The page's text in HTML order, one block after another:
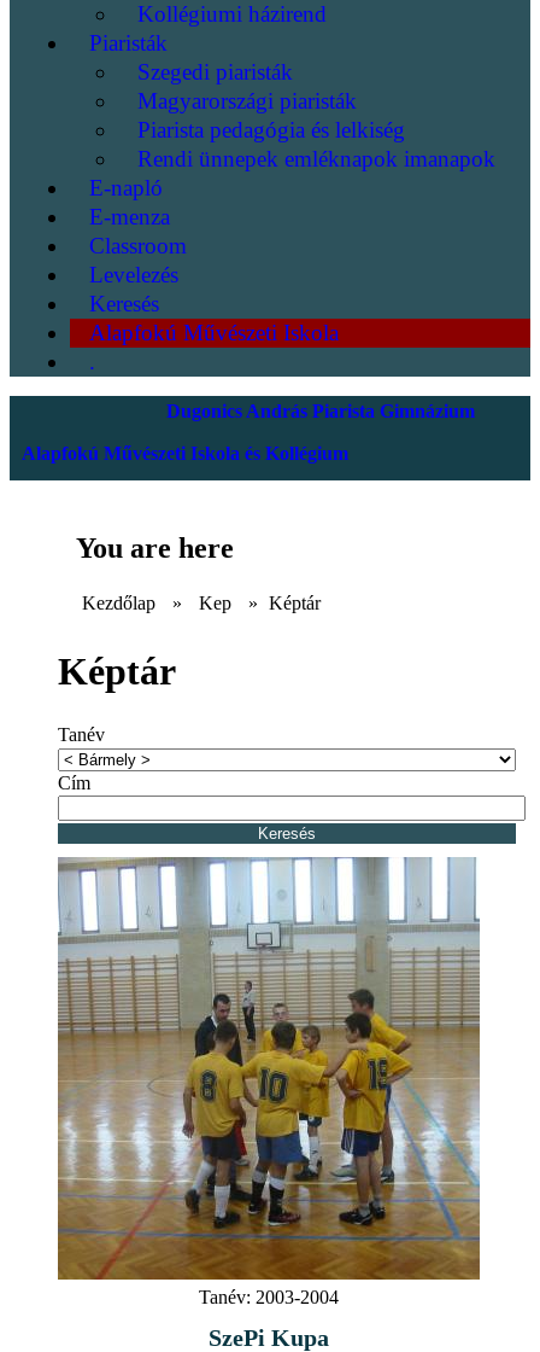
Kollégiumi házirend
Piaristák
Szegedi piaristák
Magyarországi piaristák
Piarista pedagógia és lelkiség
Rendi ünnepek emléknapok imanapok
E-napló
E-menza
Classroom
Levelezés
Keresés
Alapfokú Művészeti Iskola
.
Dugonics András Piarista Gimnázium
Alapfokú Művészeti Iskola és Kollégium
You are here
Kezdőlap » Kep » Képtár
Képtár
Tanév
Cím
Tanév: 2003-2004
SzePi Kupa